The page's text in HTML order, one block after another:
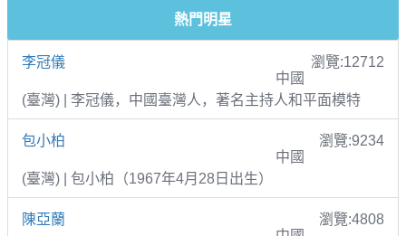
熱門明星
李冠儀
瀏覽:12712
中國
(臺灣) | 李冠儀，中國臺灣人，著名主持人和平面模特
包小柏
瀏覽:9234
中國
(臺灣) | 包小柏（1967年4月28日出生）
陳亞蘭
瀏覽:4808